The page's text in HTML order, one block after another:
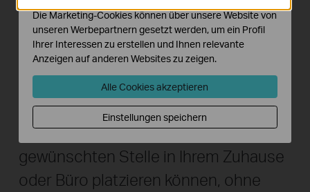
One-Touch WLAN-Konfiguration
Per Tastendruck Wi-Fi Clone kopiert
der WLAN-Extender automatisch
SSID und Passwort Ihres WLANs,
sodass Sie den Adapter an jeder
gewünschten Stelle in Ihrem Zuhause
oder Büro platzieren können, ohne
Die Marketing-Cookies können über unsere Website von
unseren Werbepartnern gesetzt werden, um ein Profil
Ihrer Interessen zu erstellen und Ihnen relevante
Anzeigen auf anderen Websites zu zeigen.
Alle Cookies akzeptieren
Einstellungen speichern